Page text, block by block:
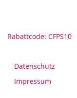
Rabattcode: CFPS10
Datenschutz
Impressum